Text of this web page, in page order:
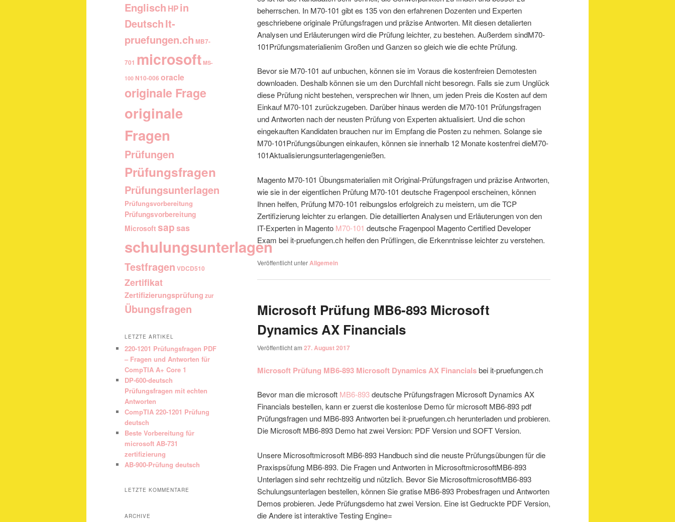
beherrschen. In M70-101 gibt es 135 von den erfahrenen Dozenten und Experten
geschriebene originale Prüfungsfragen und präzise Antworten. Mit diesen detalierten
Analysen und Erläuterungen wird die Prüfung leichter, zu bestehen. Außerdem sindM70-
101Prüfungsmaterialienim Großen und Ganzen so gleich wie die echte Prüfung.
Bevor sie M70-101 auf unbuchen, können sie im Voraus die kostenfreien Demotesten
downloaden. Deshalb können sie um den Durchfall nicht besoregn. Falls sie zum Unglück
diese Prüfung nicht bestehen, versprechen wir Ihnen, um jeden Preis die Kosten auf dem
Einkauf M70-101 zurückzugeben. Darüber hinaus werden die M70-101 Prüfungsfragen
und Antworten nach der neusten Prüfung von Experten aktualisiert. Und die schon
eingekauften Kandidaten brauchen nur im Empfang die Posten zu nehmen. Solange sie
M70-101Prüfungsübungen einkaufen, können sie innerhalb 12 Monate kostenfrei dieM70-
101Aktualisierungsunterlagengenießen.
Magento M70-101 Übungsmaterialien mit Original-Prüfungsfragen und präzise Antworten,
wie sie in der eigentlichen Prüfung M70-101 deutsche Fragenpool erscheinen, können
Ihnen helfen, Prüfung M70-101 reibungslos erfolgreich zu meistern, um die TCP
Zertifizierung leichter zu erlangen. Die detaillierten Analysen und Erläuterungen von den
IT-Experten in Magento M70-101 deutsche Fragenpool Magento Certified Developer
Exam bei it-pruefungen.ch helfen den Prüflingen, die Erkenntnisse leichter zu verstehen.
Veröffentlicht unterAllgemein
Microsoft Prüfung MB6-893 Microsoft
Dynamics AX Financials
Veröffentlicht am 27. August 2017
Microsoft Prüfung MB6-893 Microsoft Dynamics AX Financialsbei it-pruefungen.ch
Bevor man die microsoft MB6-893deutsche Prüfungsfragen Microsoft Dynamics AX
Financials bestellen, kann er zuerst die kostenlose Demo für microsoft MB6-893 pdf
Prüfungsfragen und MB6-893 Antworten bei it-pruefungen.ch herunterladen und probieren.
Die Microsoft MB6-893 Demo hat zwei Version: PDF Version und SOFT Version.
Unsere Microsoftmicrosoft MB6-893 Handbuch sind die neuste Prüfungsübungen für die
Praxispsüfung MB6-893. Die Fragen und Antworten in MicrosoftmicrosoftMB6-893
Unterlagen sind sehr rechtzeitig und nützlich. Bevor Sie MicrosoftmicrosoftMB6-893
Schulungsunterlagen bestellen, können Sie gratise MB6-893 Probesfragen und Antworten
Demos probieren. Jede Prüfungsdemo hat zwei Version. Eine ist Gedruckte PDF Version,
die Andere ist interaktive Testing Engine=
Englisch HPin
DeutschIt-
pruefungen.ch MB7-
701 microsoft MS-
100 N10-006 oracle
originale Frage
originale
Fragen
Prüfungen
Prüfungsfragen
Prüfungsunterlagen
Prüfungsvorbereitung
Prüfungsvorbereitung
Microsoft sapsas
schulungsunterlagen
Testfragen VDCD510
Zertifikat
Zertifizierungsprüfung zur
Übungsfragen
LETZTE ARTIKEL
220-1201 Prüfungsfragen PDF
– Fragen und Antworten für
CompTIA A+ Core 1
DP-600-deutsch
Prüfungsfragen mit echten
Antworten
CompTIA 220-1201 Prüfung
deutsch
Beste Vorbereitung für
microsoft AB-731
zertifizierung
AB-900-Prüfung deutsch
LETZTE KOMMENTARE
ARCHIVE